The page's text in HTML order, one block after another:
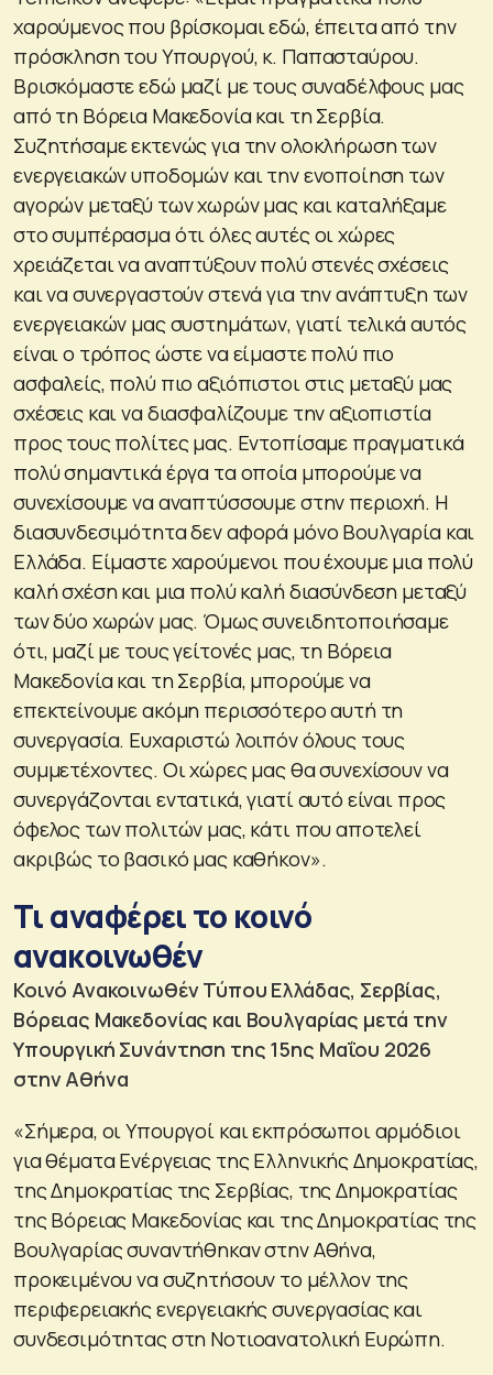
χαρούμενος που βρίσκομαι εδώ, έπειτα από την
πρόσκληση του Υπουργού, κ. Παπασταύρου.
Βρισκόμαστε εδώ μαζί με τους συναδέλφους μας
από τη Βόρεια Μακεδονία και τη Σερβία.
Συζητήσαμε εκτενώς για την ολοκλήρωση των
ενεργειακών υποδομών και την ενοποίηση των
αγορών μεταξύ των χωρών μας και καταλήξαμε
στο συμπέρασμα ότι όλες αυτές οι χώρες
χρειάζεται να αναπτύξουν πολύ στενές σχέσεις
και να συνεργαστούν στενά για την ανάπτυξη των
ενεργειακών μας συστημάτων, γιατί τελικά αυτός
είναι ο τρόπος ώστε να είμαστε πολύ πιο
ασφαλείς, πολύ πιο αξιόπιστοι στις μεταξύ μας
σχέσεις και να διασφαλίζουμε την αξιοπιστία
προς τους πολίτες μας. Εντοπίσαμε πραγματικά
πολύ σημαντικά έργα τα οποία μπορούμε να
συνεχίσουμε να αναπτύσσουμε στην περιοχή. Η
διασυνδεσιμότητα δεν αφορά μόνο Βουλγαρία και
Ελλάδα. Είμαστε χαρούμενοι που έχουμε μια πολύ
καλή σχέση και μια πολύ καλή διασύνδεση μεταξύ
των δύο χωρών μας. Όμως συνειδητοποιήσαμε
ότι, μαζί με τους γείτονές μας, τη Βόρεια
Μακεδονία και τη Σερβία, μπορούμε να
επεκτείνουμε ακόμη περισσότερο αυτή τη
συνεργασία. Ευχαριστώ λοιπόν όλους τους
συμμετέχοντες. Οι χώρες μας θα συνεχίσουν να
συνεργάζονται εντατικά, γιατί αυτό είναι προς
όφελος των πολιτών μας, κάτι που αποτελεί
ακριβώς το βασικό μας καθήκον».
Τι αναφέρει το κοινό
ανακοινωθέν
Κοινό Ανακοινωθέν Τύπου Ελλάδας, Σερβίας,
Βόρειας Μακεδονίας και Βουλγαρίας μετά την
Υπουργική Συνάντηση της 15ης Μαΐου 2026
στην Αθήνα
«Σήμερα, οι Υπουργοί και εκπρόσωποι αρμόδιοι
για θέματα Ενέργειας της Ελληνικής Δημοκρατίας,
της Δημοκρατίας της Σερβίας, της Δημοκρατίας
της Βόρειας Μακεδονίας και της Δημοκρατίας της
Βουλγαρίας συναντήθηκαν στην Αθήνα,
προκειμένου να συζητήσουν το μέλλον της
περιφερειακής ενεργειακής συνεργασίας και
συνδεσιμότητας στη Νοτιοανατολική Ευρώπη.